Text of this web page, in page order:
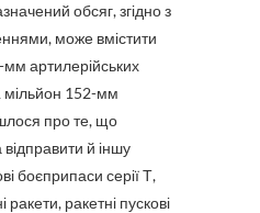
обсяг, згідно з
може вмістити
артилерійських
мільйон 152-мм
про те, що
й іншу
боєприпаси серії Т,
ракети, ракетні пускові